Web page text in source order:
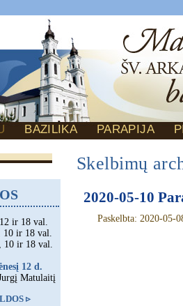
BAZILIKA PARAPIJA
Skelbimų
2020-05-10
Paskelbta: 2020-05-
ir 18 val.
ir 18 val.
ir 18 val.
12 d.
Matulaitį
▹